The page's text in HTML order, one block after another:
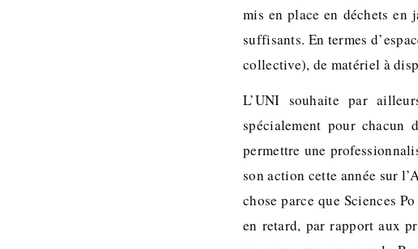
mis en place en déchets en
suffisants. En termes
collective), de matériel à
L’UNI souhaite par
spécialement pour chacun
permettre une
son action cette année sur
chose parce que Sciences
en retard, par rapport aux